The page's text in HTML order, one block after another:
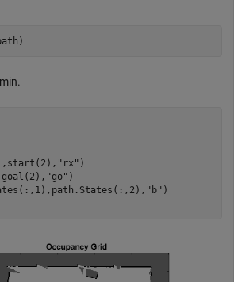
"rx" )
"go" )
"b" )